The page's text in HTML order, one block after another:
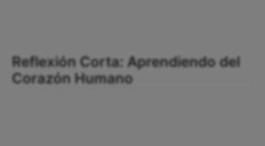
Reflexión Corta: Aprendiendo del
Corazón Humano